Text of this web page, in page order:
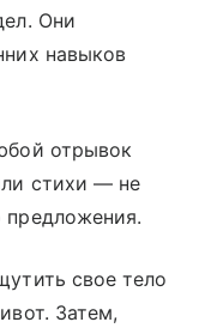
Они
навыков
отрывок
стихи — не
предложения.
свое тело
Затем,